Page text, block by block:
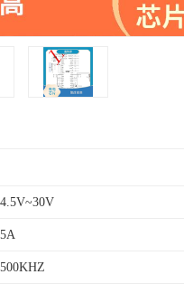
4.5V~30V
5A
500KHZ